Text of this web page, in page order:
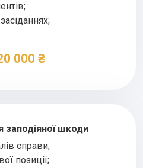
000 ₴
заподіяної шкоди
справи;
позиції;